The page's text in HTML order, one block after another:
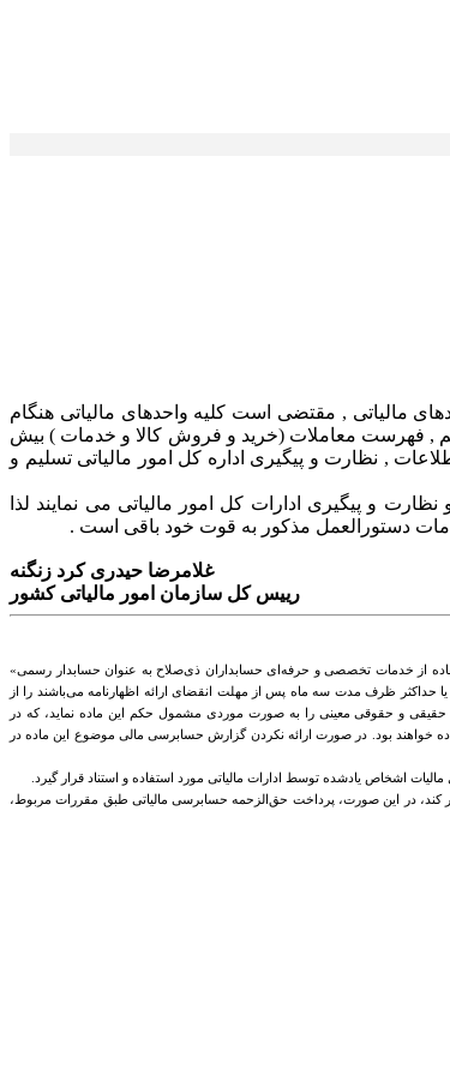
بین واحدهای مالیاتی , مقتضی است کلیه واحدهای مالیاتی هنگام
اشخاص حقوقی و همچنین مشمولین بندهای الف و ب ماده 95 قانون مالیاتهای مستقیم , فهرست معاملات (خرید و فروش کالا و خدمات ) بیش
, نظارت و پیگیری اداره کل امور مالیاتی تسلیم و
و پیگیری ادارات کل امور مالیاتی می نمایند لذا
دستورالعمل مذکور به قوت خود باقی است .
غلامرضا حیدری کرد زنگنه
رییس کل سازمان امور مالیاتی کشور
از خدمات تخصصی و حرفه‌ای حسابداران ذی‌صلاح به‌ عنوان حسابدار رسمی»
یا حداکثر ظرف مدت سه ‌ماه پس از مهلت انقضای ارائه اظهارنامه می‌باشند را از
حقیقی و حقوقی معینی را به صورت موردی مشمول حکم این ماده نماید، که در
خواهند بود. در صورت ارائه نکردن گزارش حسابرسی مالی موضوع این ماده در
کند، در این صورت، پرداخت حق‌الزحمه حسابرسی مالیاتی طبق مقررات مربوط،